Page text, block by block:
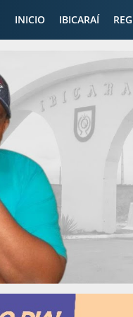
INICIO IBICARAÍ